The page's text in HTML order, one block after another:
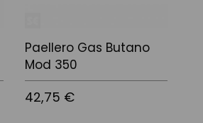
Paellero Gas Butano
Mod 350
42,75 €